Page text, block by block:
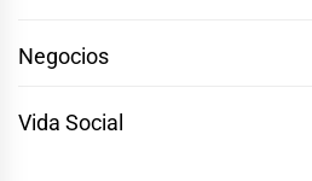
Negocios
Vida Social